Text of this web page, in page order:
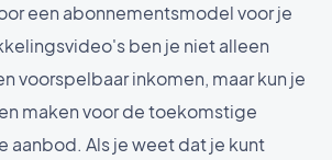
een abonnementsmodel voor je
ben je niet alleen
voorspelbaar inkomen, maar kun je
maken voor de toekomstige
aanbod. Als je weet dat je kunt